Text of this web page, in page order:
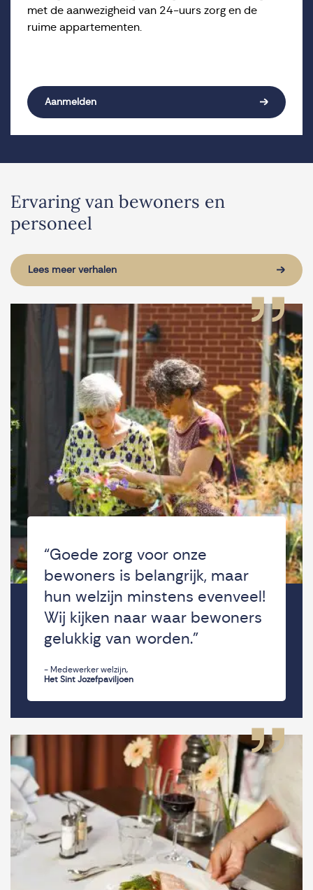
met de aanwezigheid van 24-uurs zorg en de
ruime appartementen.
Aanmelden
Ervaring van bewoners en
personeel
Lees meer verhalen
“Goede zorg voor onze
bewoners is belangrijk, maar
hun welzijn minstens evenveel!
Wij kijken naar waar bewoners
gelukkig van worden.”
- Medewerker welzijn,
Het Sint Jozefpaviljoen